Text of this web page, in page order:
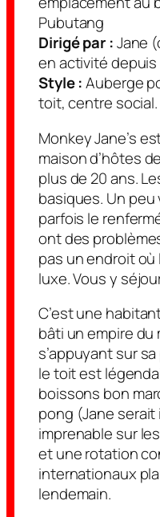
Pubutang
Dirigé par :Jane
en activité depuis
Style :Auberge
toit, centre social.
Monkey Jane’s
maison d’hôtes
plus de 20 ans.
basiques. Un
parfois le
ont des
pas un endroit où
luxe. Vous y
C’est une
bâti un empire
s’appuyant sur
le toit est
boissons bon
pong (Jane
imprenable sur
et une rotation
internationaux
lendemain.